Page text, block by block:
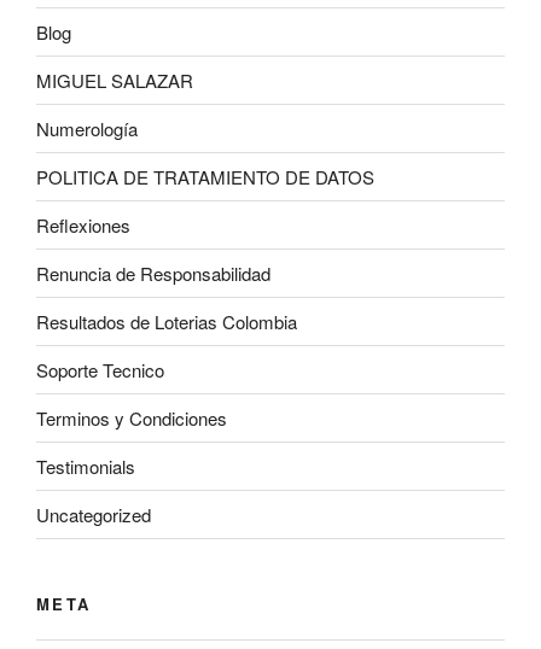
Blog
MIGUEL SALAZAR
Numerología
POLITICA DE TRATAMIENTO DE DATOS
Reflexiones
Renuncia de Responsabilidad
Resultados de Loterias Colombia
Soporte Tecnico
Terminos y Condiciones
Testimonials
Uncategorized
META